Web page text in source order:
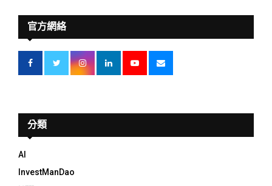
官方網絡
分類
AI
InvestManDao